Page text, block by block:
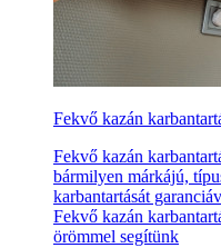
Fekvő kazán
Fekvő kazán
bármilyen márkájú,
karbantartását
Fekvő kazán
örömmel segítünk